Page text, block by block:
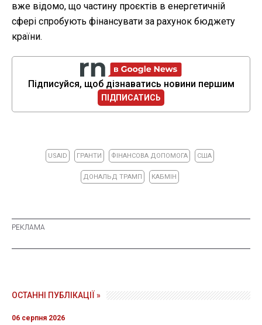
вже відомо, що частину проєктів в енергетичній
сфері спробують фінансувати за рахунок бюджету
країни.
Підписуйся, щоб дізнаватись новини першим
ПІДПИСАТИСЬ
USAID ГРАНТИ ФІНАНСОВА ДОПОМОГА США
ДОНАЛЬД ТРАМП КАБМІН
ОСТАННІ ПУБЛІКАЦІЇ »
06 серпня 2026